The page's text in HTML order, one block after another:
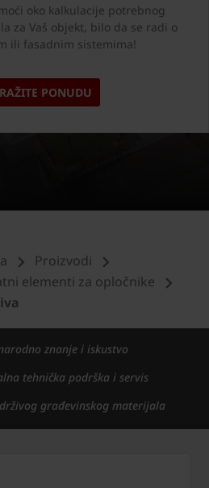
oko kalkulacije potrebnog
za Vaš objekt, bilo da se radi o
ili fasadnim sistemima!
PONUDU
Proizvodi
elementi za opločnike
znanje i iskustvo
tehnička podrška i servis
građevinskog materijala